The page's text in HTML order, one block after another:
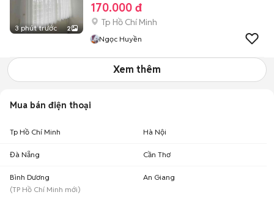
3 phút trước 2
170.000 đ
Tp Hồ Chí Minh
Ngọc Huyền
Xem thêm
Mua bán điện thoại
Tp Hồ Chí Minh Hà Nội
Đà Nẵng Cần Thơ
Bình Dương
(TP Hồ Chí Minh mới)
An Giang